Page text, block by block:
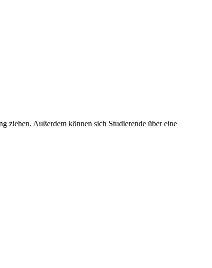
Außerdem können sich Studierende über eine